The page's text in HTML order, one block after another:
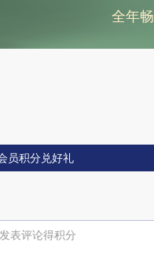
全年
员积分兑好礼
表评论得积分